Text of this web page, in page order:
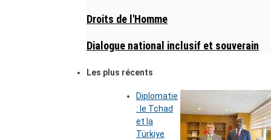
Droits de l'Homme
Dialogue national inclusif et souverain
Les plus récents
Diplomatie
: le Tchad
et la
Türkiye